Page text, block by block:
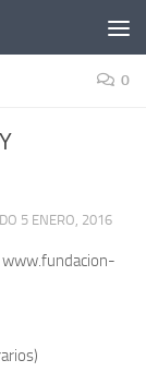
0
5 ENERO, 2016
www.fundacion-